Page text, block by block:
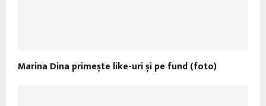
Marina Dina primește like-uri și pe fund (foto)